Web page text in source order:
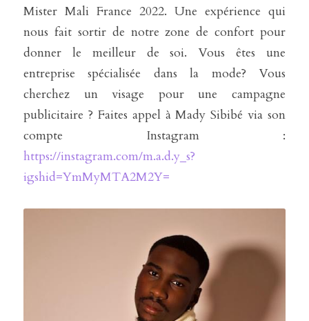
Mister Mali France 2022. Une expérience qui
nous fait sortir de notre zone de confort pour
donner le meilleur de soi. Vous êtes une
entreprise spécialisée dans la mode? Vous
cherchez un visage pour une campagne
publicitaire ? Faites appel à Mady Sibibé via son
https://instagram.com/m.a.d.y_s?
igshid=YmMyMTA2M2Y=